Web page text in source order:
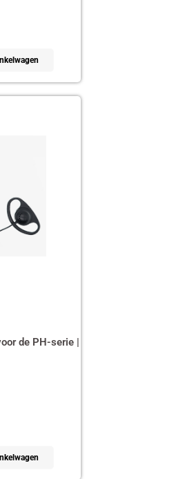
de PH-serie |